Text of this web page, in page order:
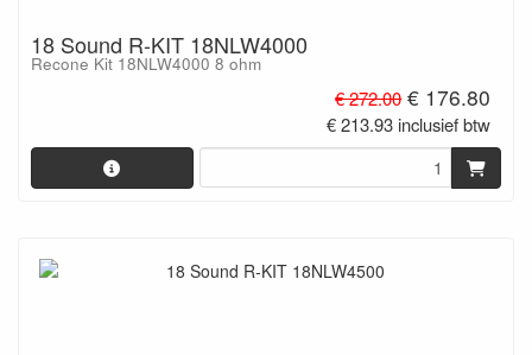
18 Sound R-KIT 18NLW4000
Recone Kit 18NLW4000 8 ohm
€ 272.00 € 176.80
€ 213.93 inclusief btw